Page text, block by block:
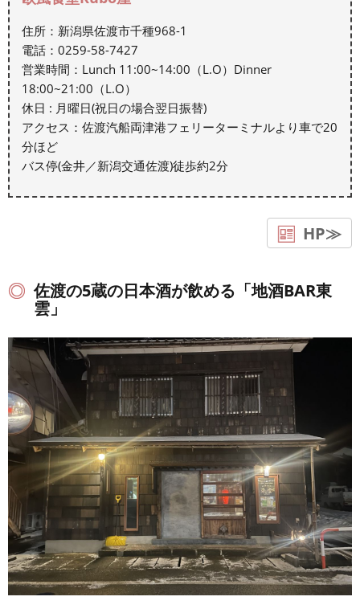
住所：新潟県佐渡市千種968-1
電話：0259-58-7427
営業時間：Lunch 11:00~14:00（L.O）Dinner
18:00~21:00（L.O）
休日 : 月曜日(祝日の場合翌日振替)
アクセス：佐渡汽船両津港フェリーターミナルより車で20
分ほど
バス停(金井／新潟交通佐渡)徒歩約2分
HP≫
佐渡の5蔵の日本酒が飲める「地酒BAR東
雲」